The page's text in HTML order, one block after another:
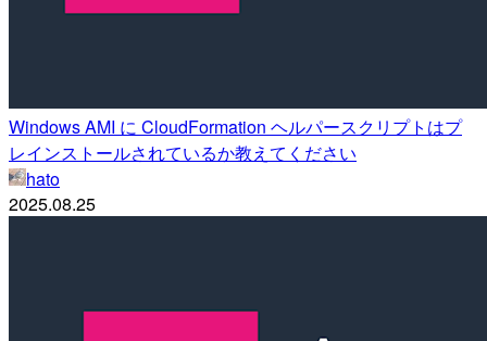
Windows AMI に CloudFormation ヘルパースクリプトはプ
レインストールされているか教えてください
hato
2025.08.25